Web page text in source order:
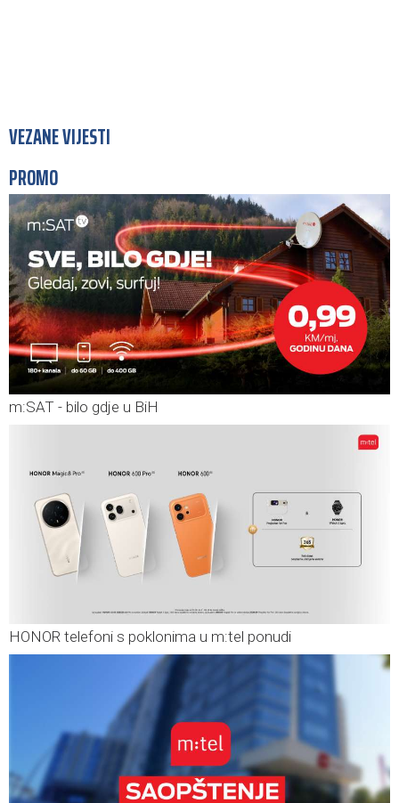
VEZANE VIJESTI
PROMO
m:SAT - bilo gdje u BiH
HONOR telefoni s poklonima u m:tel ponudi